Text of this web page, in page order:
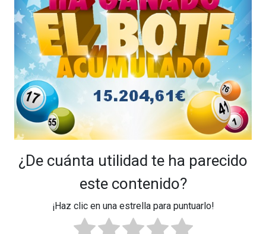
¿De cuánta utilidad te ha parecido
este contenido?
¡Haz clic en una estrella para puntuarlo!